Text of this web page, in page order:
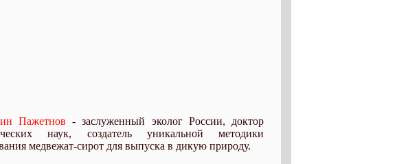
Пажетнов - заслуженный эколог России, доктор
наук, создатель уникальной методики
медвежат-сирот для выпуска в дикую природу.